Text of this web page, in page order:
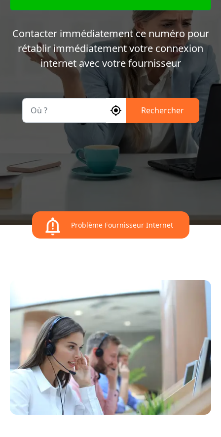
Contacter immédiatement ce numéro pour
rétablir immédiatement votre connexion
internet avec votre fournisseur
Rechercher
Problème Fournisseur Internet